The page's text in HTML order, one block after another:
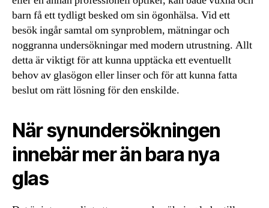
barn få ett tydligt besked om sin ögonhälsa. Vid ett
besök ingår samtal om synproblem, mätningar och
noggranna undersökningar med modern utrustning. Allt
detta är viktigt för att kunna upptäcka ett eventuellt
behov av glasögon eller linser och för att kunna fatta
beslut om rätt lösning för den enskilde.
När synundersökningen
innebär mer än bara nya
glas